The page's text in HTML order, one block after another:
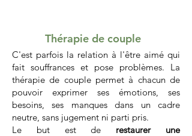
Thérapie de couple
C'est parfois la relation à l'être aimé qui
fait souffrances et pose problèmes. La
thérapie de couple permet à chacun de
pouvoir exprimer ses émotions, ses
besoins, ses manques dans un cadre
neutre, sans jugement ni parti pris.
Le but est de restaurer une